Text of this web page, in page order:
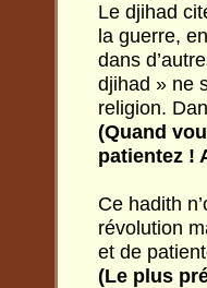
Le djihad
la guerre,
dans
djihad » ne
religion.
(Quand
patientez !
Ce hadith
révolution
et de
(Le plus